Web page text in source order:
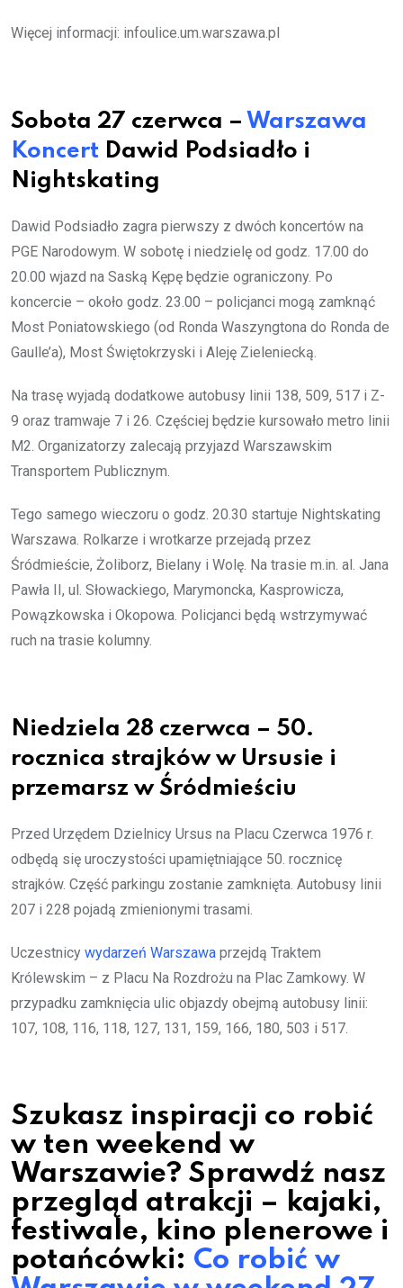
Więcej informacji: infoulice.um.warszawa.pl
Sobota 27 czerwca – Warszawa
Koncert Dawid Podsiadło i
Nightskating
Dawid Podsiadło zagra pierwszy z dwóch koncertów na
PGE Narodowym. W sobotę i niedzielę od godz. 17.00 do
20.00 wjazd na Saską Kępę będzie ograniczony. Po
koncercie – około godz. 23.00 – policjanci mogą zamknąć
Most Poniatowskiego (od Ronda Waszyngtona do Ronda de
Gaulle’a), Most Świętokrzyski i Aleję Zieleniecką.
Na trasę wyjadą dodatkowe autobusy linii 138, 509, 517 i Z-
9 oraz tramwaje 7 i 26. Częściej będzie kursowało metro linii
M2. Organizatorzy zalecają przyjazd Warszawskim
Transportem Publicznym.
Tego samego wieczoru o godz. 20.30 startuje Nightskating
Warszawa. Rolkarze i wrotkarze przejadą przez
Śródmieście, Żoliborz, Bielany i Wolę. Na trasie m.in. al. Jana
Pawła II, ul. Słowackiego, Marymoncka, Kasprowicza,
Powązkowska i Okopowa. Policjanci będą wstrzymywać
ruch na trasie kolumny.
Niedziela 28 czerwca – 50.
rocznica strajków w Ursusie i
przemarsz w Śródmieściu
Przed Urzędem Dzielnicy Ursus na Placu Czerwca 1976 r.
odbędą się uroczystości upamiętniające 50. rocznicę
strajków. Część parkingu zostanie zamknięta. Autobusy linii
207 i 228 pojadą zmienionymi trasami.
Uczestnicy wydarzeń Warszawa przejdą Traktem
Królewskim – z Placu Na Rozdrożu na Plac Zamkowy. W
przypadku zamknięcia ulic objazdy obejmą autobusy linii:
107, 108, 116, 118, 127, 131, 159, 166, 180, 503 i 517.
Szukasz inspiracji co robić
w ten weekend w
Warszawie? Sprawdź nasz
przegląd atrakcji – kajaki,
festiwale, kino plenerowe i
potańcówki: Co robić w